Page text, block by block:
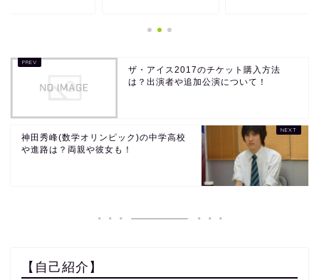
ザ・アイス2017のチケット購入方法
は？出演者や追加公演について！
神田秀峰(数学オリンピック)の中学高校
や進路は？両親や彼女も！
【自己紹介】